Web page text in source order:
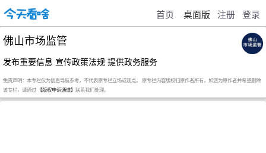
首页 桌面版 注册 登录
佛山市场监管
发布重要信息 宣传政策法规 提供政务服务
免责声明：本专栏仅为信息导航参考，不代表原专栏立场或观点。 原专栏内容版权归原作者所有，如您为原作者并希望删除
该专栏，请通过 【版权申诉通道】 联系我们处理。